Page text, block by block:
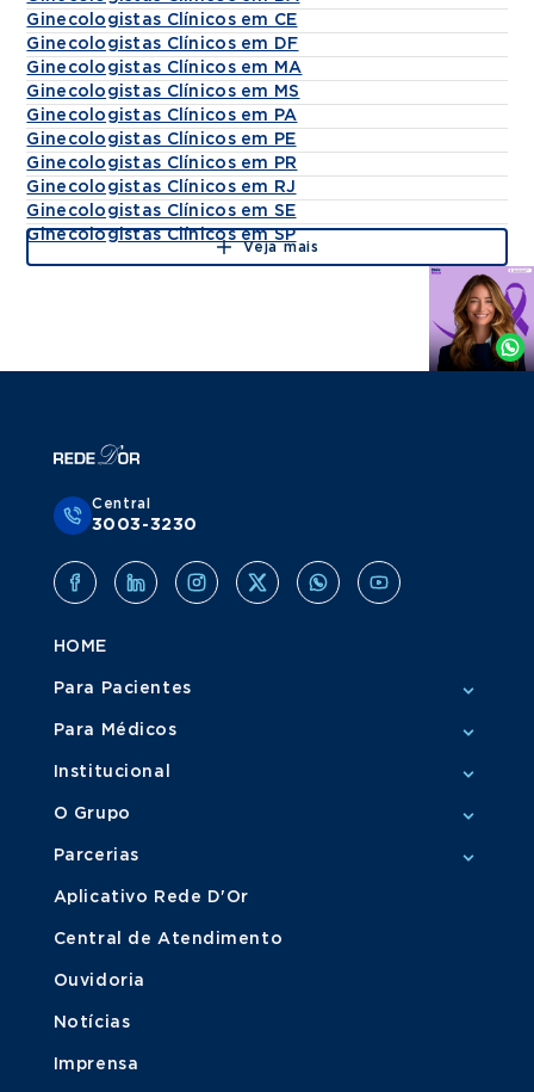
Ginecologistas Clínicos em CE
Ginecologistas Clínicos em DF
Ginecologistas Clínicos em MA
Ginecologistas Clínicos em MS
Ginecologistas Clínicos em PA
Ginecologistas Clínicos em PE
Ginecologistas Clínicos em PR
Ginecologistas Clínicos em RJ
Ginecologistas Clínicos em SE
Ginecologistas Clínicos em SP
Veja mais
Agende
Whatsapp
Central
3003-3230
HOME
Para Pacientes
Para Médicos
Institucional
O Grupo
Parcerias
Aplicativo Rede D'Or
Central de Atendimento
Ouvidoria
Notícias
Imprensa